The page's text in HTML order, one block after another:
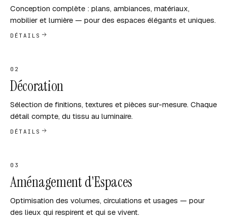
Conception complète : plans, ambiances, matériaux,
mobilier et lumière — pour des espaces élégants et uniques.
DÉTAILS
02
Décoration
Sélection de finitions, textures et pièces sur-mesure. Chaque
détail compte, du tissu au luminaire.
DÉTAILS
03
Aménagement d'Espaces
Optimisation des volumes, circulations et usages — pour
des lieux qui respirent et qui se vivent.